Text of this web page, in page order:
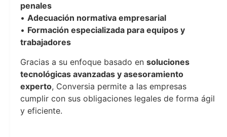
penales
• Adecuación normativa empresarial
• Formación especializada para equipos y
trabajadores
Gracias a su enfoque basado en soluciones
tecnológicas avanzadas y asesoramiento
experto, Conversia permite a las empresas
cumplir con sus obligaciones legales de forma ágil
y eficiente.